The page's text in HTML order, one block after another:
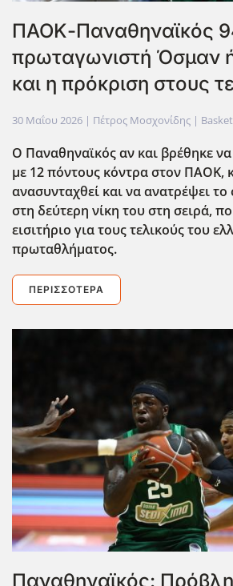
ΠΑΟΚ-Παναθηναϊκός
πρωταγωνιστή Όσμαν
και η πρόκριση στους
30 Μαΐου 2026 | Πέτρος Μοσχονίδης |
Ο Παναθηναϊκός αν και βρέθηκε
με 12 πόντους κόντρα στον ΠΑΟΚ,
ανασυνταχθεί και να ανατρέψει
στη δεύτερη νίκη του στη σειρά,
εισιτήριο για τους τελικούς του
πρωταθλήματος.
ΠΕΡΙΣΣΌΤΕΡΑ
Παναθηναϊκός: